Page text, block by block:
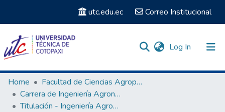
utc.edu.ec Correo Institucional
Log In (current)
Communities & Collections
Search
Home
Facultad de Ciencias Agropecuarias y Recursos Naturales
Carrera de Ingeniería Agronómica
Titulación - Ingeniería Agronómica